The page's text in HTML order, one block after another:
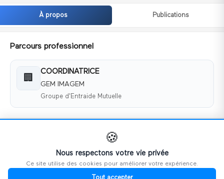
À propos Publications
Parcours professionnel
🏢
COORDINATRICE
GEM IMAGEM
Groupe d'Entraide Mutuelle
gem88.imagem@gmail.com
📱 0767338992
🍪
Nous respectons votre vie privée
Ce site utilise des cookies pour améliorer votre expérience.